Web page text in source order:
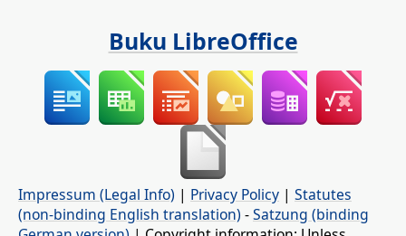
Buku LibreOffice
Impressum (Legal Info) | Privacy Policy | Statutes
(non-binding English translation) -Satzung (binding